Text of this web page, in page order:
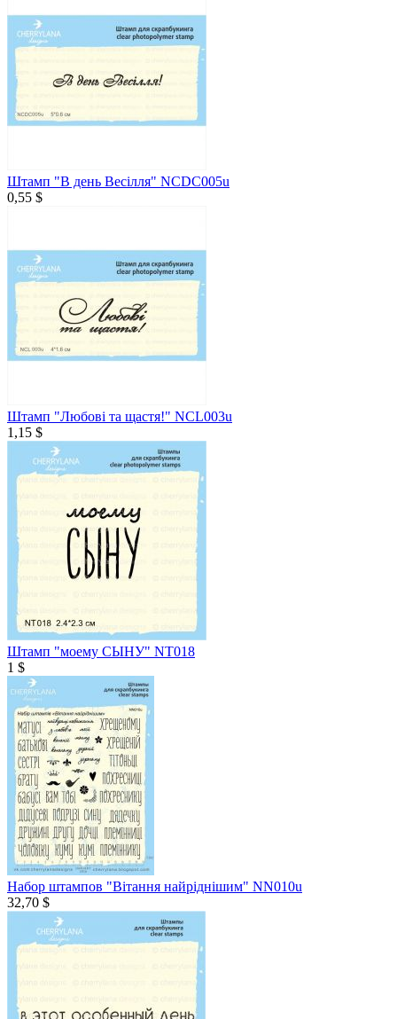
Штамп "В день Весілля" NCDC005u
0,55 $
Штамп "Любові та щастя!" NCL003u
1,15 $
Штамп "моему СЫНУ" NT018
1 $
Набор штампов "Вітання найріднішим" NN010u
32,70 $